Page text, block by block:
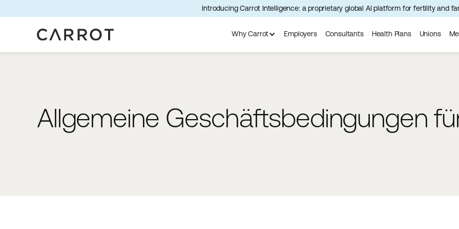
Introducing Carrot Intelligence: a proprietary global AI platform for fertility and
Why Carrot Employers Consultants Health Plans Unions
Allgemeine Geschäftsbedingungen